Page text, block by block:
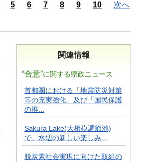
5 6 7 8 9 10 次へ
関連情報
“合意”に関する県政ニュース
首都圏における「地震防災対策
等の充実強化」及び「国民保護
の推...
Sakura Lake(大相模調節池)
で、水辺の新しい楽しみ...
脱炭素社会実現に向けた取組の